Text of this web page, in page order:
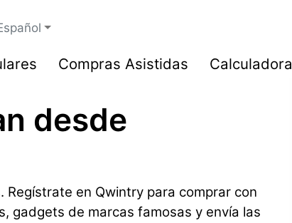
Compras Asistidas Calculadora
desde
Regístrate en Qwintry para comprar con
gadgets de marcas famosas y envía las